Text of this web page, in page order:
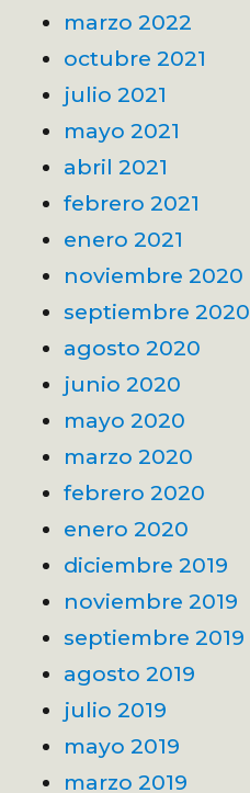
marzo 2022
octubre 2021
julio 2021
mayo 2021
abril 2021
febrero 2021
enero 2021
noviembre 2020
septiembre 2020
agosto 2020
junio 2020
mayo 2020
marzo 2020
febrero 2020
enero 2020
diciembre 2019
noviembre 2019
septiembre 2019
agosto 2019
julio 2019
mayo 2019
marzo 2019